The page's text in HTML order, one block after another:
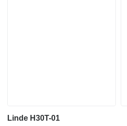
Linde H30T-01